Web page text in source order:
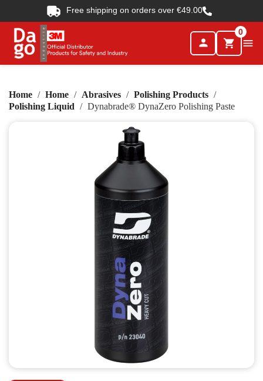
Free shipping on orders over €49.00
person shopping_cart
0

Home Home Abrasives
Polishing Products
Polishing Liquid
Dynabrade® DynaZero Polishing Paste